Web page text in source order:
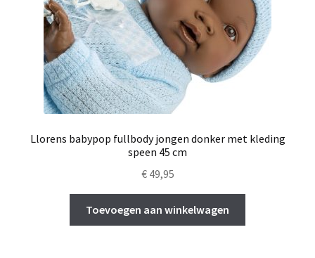
Llorens babypop fullbody jongen donker met kleding
speen 45 cm
€49,95
Toevoegen aan winkelwagen